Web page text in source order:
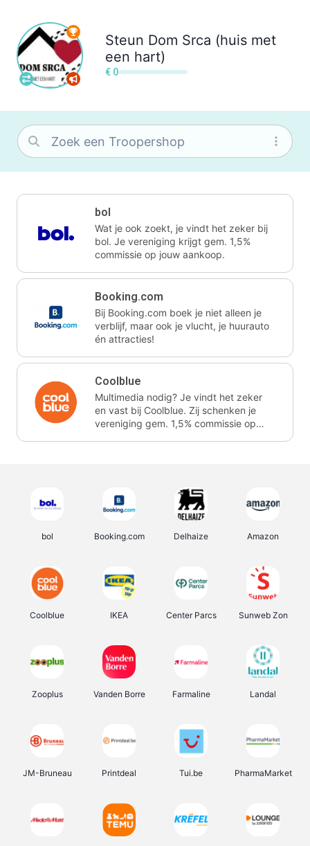
Steun Dom Srca (huis met
een hart)
€ 0
bol
Wat je ook zoekt, je vindt het zeker bij
bol. Je vereniging krijgt gem. 1,5%
commissie op jouw aankoop.
Booking.com
Bij Booking.com boek je niet alleen je
verblijf, maar ook je vlucht, je huurauto
én attracties!
Coolblue
Multimedia nodig? Je vindt het zeker
en vast bij Coolblue. Zij schenken je
vereniging gem. 1,5% commissie op
bol Booking.com Delhaize Amazon
Coolblue IKEA Center Parcs Sunweb Zon
Zooplus Vanden Borre Farmaline Landal
JM-Bruneau Printdeal Tui.be PharmaMarket